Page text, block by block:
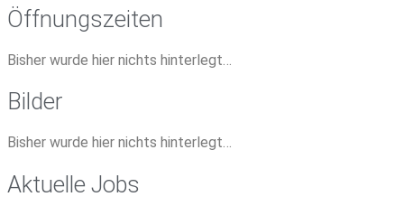
Öffnungszeiten
Bisher wurde hier nichts hinterlegt…
Bilder
Bisher wurde hier nichts hinterlegt…
Aktuelle Jobs